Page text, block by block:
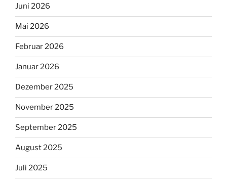
Juni 2026
Mai 2026
Februar 2026
Januar 2026
Dezember 2025
November 2025
September 2025
August 2025
Juli 2025